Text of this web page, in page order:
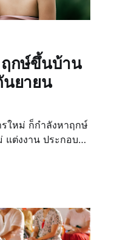
ฤกษ์ขึ้นบ้าน
นยายน
ใหม่ ก็กำลังหาฤกษ์
แต่งงาน ประกอบ
ความสำเร็จ วันนี้